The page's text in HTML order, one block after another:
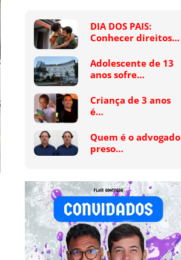
DIA DOS PAIS:
Conhecer direitos…
Adolescente de 13
anos sofre…
Criança de 3 anos
é…
Quem é o advogado
preso…